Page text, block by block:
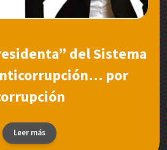
del Sistema
por
Leer más